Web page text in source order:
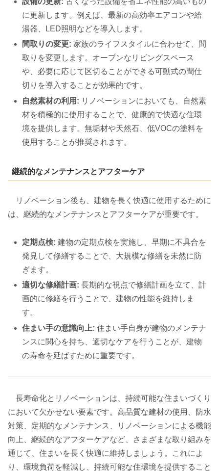
に更新します。例えば、最新の高効率エアコンや給
湯器、LED照明などを導入します。
間取りの変更: 家族のライフスタイルに合わせて、間
取りを変更します。オープンなリビングスペース
や、必要に応じて区切ることができる可動式の間仕
切りを導入することが効果的です。
自然素材の利用: リノベーションにおいても、自然素
材を積極的に使用することで、健康的で快適な住環
境を提供します。無垢材や天然石、低VOCの塗料を
使用することが推奨されます。
継続的なメンテナンスとアフターケア
リノベーション後も、建物を長く快適に使用するために
は、継続的なメンテナンスとアフターケアが重要です。
定期点検:建物の定期点検を実施し、早期に不具合を
発見して修繕することで、大規模な修繕を未然に防
ぎます。
適切な修繕計画:長期的な視点で修繕計画を立て、計
画的に修繕を行うことで、建物の性能を維持しま
す。
住まい手の意識向上: 住まい手自身が建物のメンテナ
ンスに関心を持ち、適切なケアを行うことが、建物
の寿命を延ばすために重要です。
長寿命化とリノベーションは、持続可能な住まいづくり
において欠かせない要素です。高品質な建材の使用、防水
対策、定期的なメンテナンス、リノベーションによる機能
向上、継続的なアフターケアなど、さまざまな取り組みを
通じて、住まいを長く快適に維持しましょう。これによ
り、環境負荷を軽減し、持続可能な住環境を提供すること